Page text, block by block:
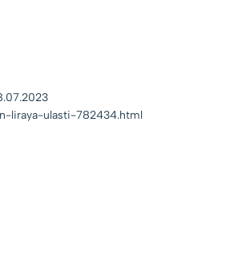
liraya-ulasti-782434.html